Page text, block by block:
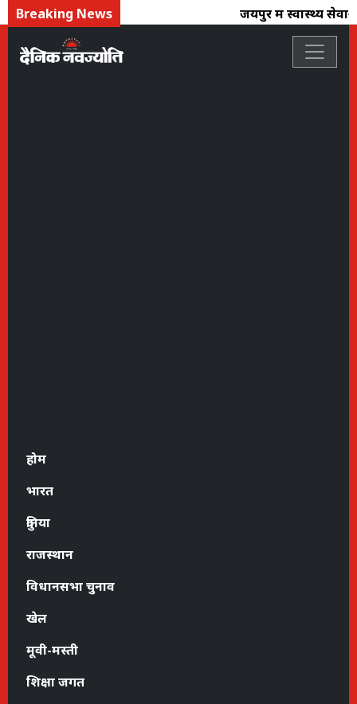
Breaking News जयपुर में स्वास्थ्य
होम
भारत
दुनिया
राजस्थान
विधानसभा चुनाव
खेल
मूवी-मस्ती
शिक्षा जगत